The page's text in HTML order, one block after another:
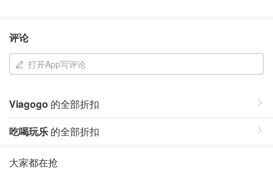
评论
打开App写评论
Viagogo 的全部折扣
吃喝玩乐 的全部折扣
大家都在抢